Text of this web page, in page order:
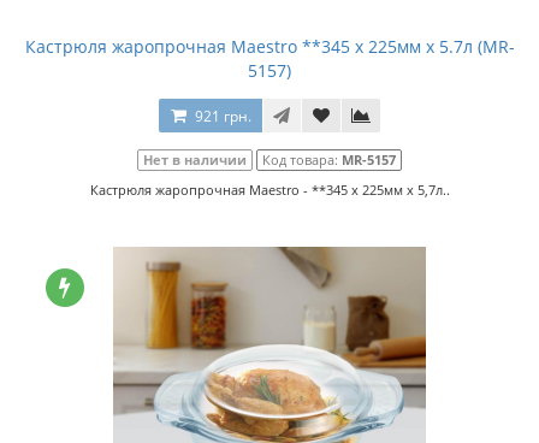
Кастрюля жаропрочная Maestro **345 x 225мм x 5.7л (MR-
5157)
921 грн.
Нет в наличии Код товара: MR-5157
Кастрюля жаропрочная Maestro - **345 x 225мм x 5,7л..